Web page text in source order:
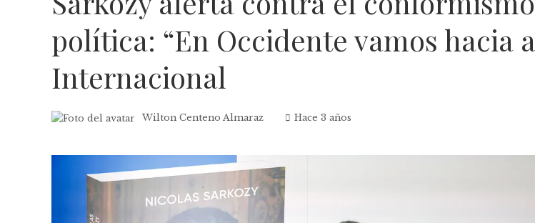
política: “En Occidente vamos hacia
Internacional
Wilton Centeno Almaraz Hace 3 años